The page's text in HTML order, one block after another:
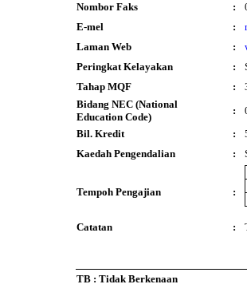
Nombor Faks
:
E-mel
:
Laman Web
:
Peringkat Kelayakan
:
Tahap MQF
:
Bidang NEC (National
Education Code)
:
Bil. Kredit
:
Kaedah Pengendalian
:
Tempoh Pengajian :
Catatan :
TB : Tidak Berkenaan